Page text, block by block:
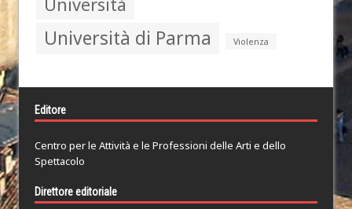
Università di Parma Violenza
Editore
Centro per le Attività e le Professioni delle Arti e dello
Spettacolo
Direttore editoriale